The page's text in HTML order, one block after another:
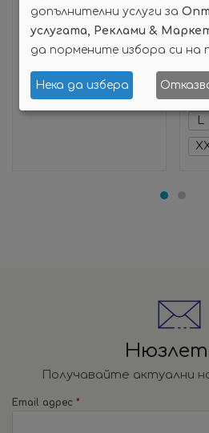
Добавяне в количката
30,00€ (58,67 лв.)
L
Получавайте актуални
Email адрес *
допълнителни услуги за
услугата, Реклами &
да пормените избора си на
Нека да избера